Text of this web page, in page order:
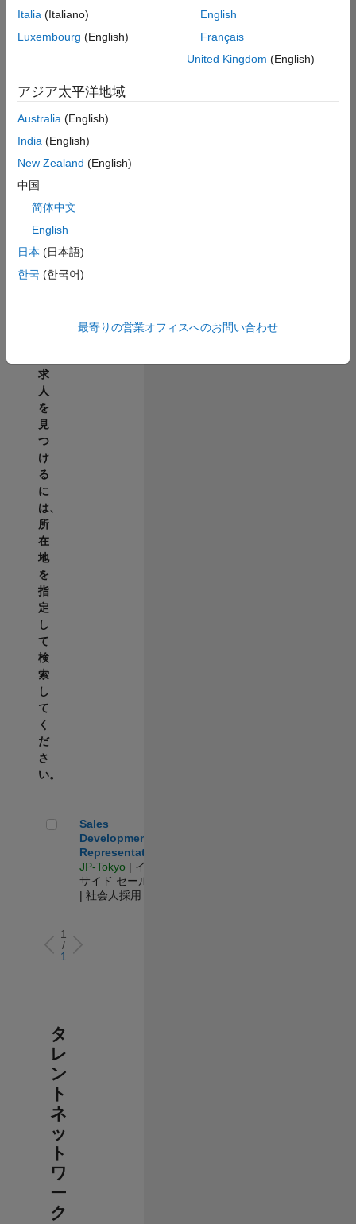
は
翻
れ
い
ま
せ
ご
希
望
地
域
求
人
を
見
つ
け
る
に
は、
所
在
地
を
指
定
し
て
検
索
し
て
く
だ
さ
い。
Sales Development Representative
Sales
Development
Representative
JP-Tokyo | イン
サイド セールス
| 社会人採用
1
/
1
タ
レ
ン
ト
ネ
ッ
ト
ワ
ー
ク
Italia (Italiano)
Luxembourg (English)
English
Français
United Kingdom (English)
アジア太平洋地域
Australia (English)
India (English)
New Zealand (English)
中国
简体中文
English
日本 (日本語)
한국 (한국어)
最寄りの営業オフィスへのお問い合わせ